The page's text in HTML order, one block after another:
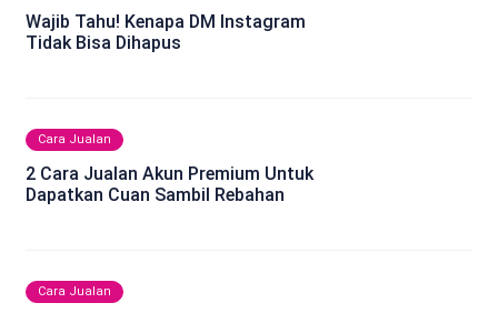
Wajib Tahu! Kenapa DM Instagram
Tidak Bisa Dihapus
Cara Jualan
2 Cara Jualan Akun Premium Untuk
Dapatkan Cuan Sambil Rebahan
Cara Jualan